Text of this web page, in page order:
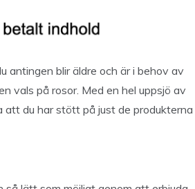
antingen blir äldre och är i behov av
vals på rosor. Med en hel uppsjö av
att du har stött på just de produkterna